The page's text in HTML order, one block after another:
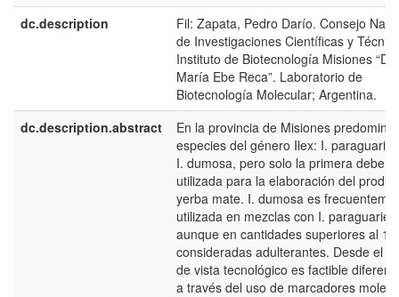
dc.description
Fil: Zapata, Pedro Darío. Consejo
de Investigaciones Científicas y
Instituto de Biotecnología Misiones
María Ebe Reca”. Laboratorio de
Biotecnología Molecular; Argentina.
dc.description.abstract
En la provincia de Misiones
especies del género Ilex: I.
I. dumosa, pero solo la primera debe
utilizada para la elaboración del
yerba mate. I. dumosa es
utilizada en mezclas con I.
aunque en cantidades superiores al
consideradas adulterantes. Desde el
de vista tecnológico es factible
a través del uso de marcadores